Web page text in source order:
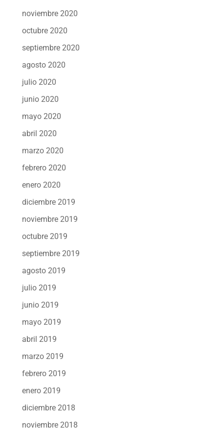
noviembre 2020
octubre 2020
septiembre 2020
agosto 2020
julio 2020
junio 2020
mayo 2020
abril 2020
marzo 2020
febrero 2020
enero 2020
diciembre 2019
noviembre 2019
octubre 2019
septiembre 2019
agosto 2019
julio 2019
junio 2019
mayo 2019
abril 2019
marzo 2019
febrero 2019
enero 2019
diciembre 2018
noviembre 2018